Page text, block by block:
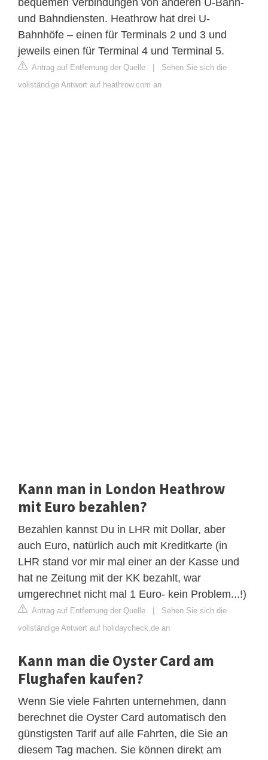
und Bahndiensten. Heathrow hat drei U-
Bahnhöfe – einen für Terminals 2 und 3 und
jeweils einen für Terminal 4 und Terminal 5.
Antrag auf Entfernung der Quelle | Sehen Sie sich die
vollständige Antwort auf heathrow.com an
Kann man in London Heathrow
mit Euro bezahlen?
Bezahlen kannst Du in LHR mit Dollar, aber
auch Euro, natürlich auch mit Kreditkarte (in
LHR stand vor mir mal einer an der Kasse und
hat ne Zeitung mit der KK bezahlt, war
umgerechnet nicht mal 1 Euro- kein Problem...!)
Antrag auf Entfernung der Quelle | Sehen Sie sich die
vollständige Antwort auf holidaycheck.de an
Kann man die Oyster Card am
Flughafen kaufen?
Wenn Sie viele Fahrten unternehmen, dann
berechnet die Oyster Card automatisch den
günstigsten Tarif auf alle Fahrten, die Sie an
diesem Tag machen. Sie können direkt am